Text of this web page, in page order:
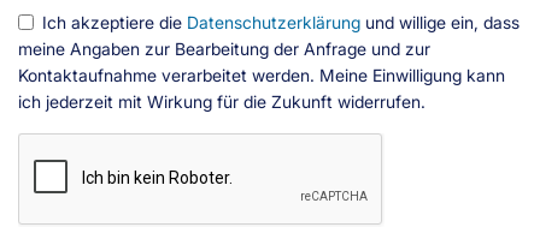
Ich akzeptiere die Datenschutzerklärung und willige ein, dass
meine Angaben zur Bearbeitung der Anfrage und zur
Kontaktaufnahme verarbeitet werden. Meine Einwilligung kann
ich jederzeit mit Wirkung für die Zukunft widerrufen.